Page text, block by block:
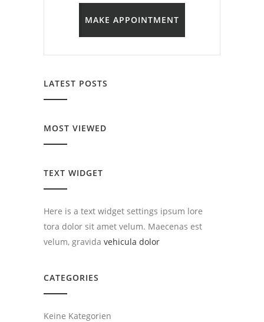
MAKE APPOINTMENT
LATEST POSTS
MOST VIEWED
TEXT WIDGET
Here is a text widget settings ipsum lore
tora dolor sit amet velum. Maecenas est
velum, gravida vehicula dolor
CATEGORIES
Keine Kategorien